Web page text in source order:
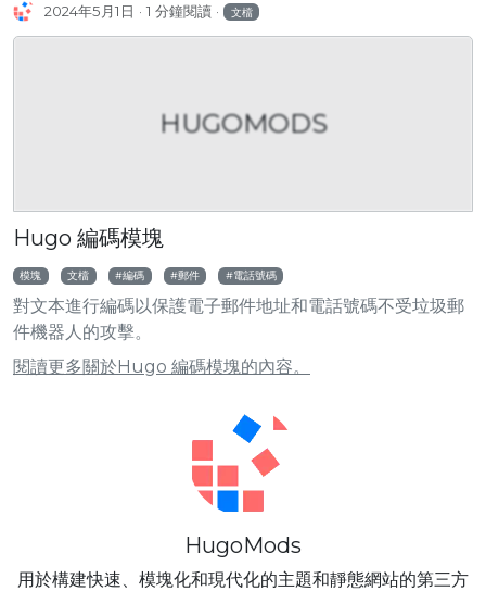
2024年5月1日 1 分鐘閱讀 文檔
HUGOMODS
Hugo 編碼模塊
模塊 文檔 編碼 郵件 電話號碼
對文本進行編碼以保護電子郵件地址和電話號碼不受垃圾郵
件機器人的攻擊。
閱讀更多關於Hugo 編碼模塊的內容。
HugoMods
用於構建快速、模塊化和現代化的主題和靜態網站的第三方